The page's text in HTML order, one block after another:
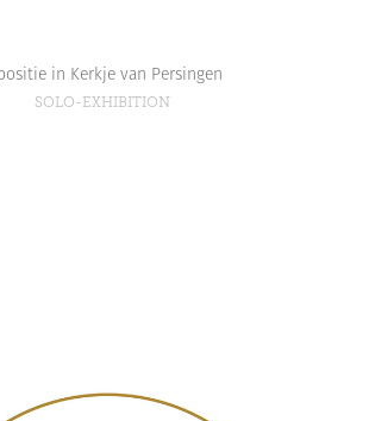
in Kerkje van Persingen
SOLO-EXHIBITION